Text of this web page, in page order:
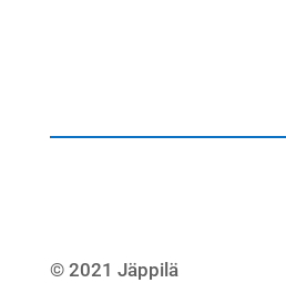
© 2021 Jäppilä